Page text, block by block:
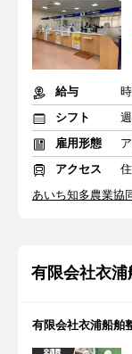
給与
シフト
雇用形態
アクセス
あいち知多農業協
有限会社衣浦
有限会社衣浦船舶